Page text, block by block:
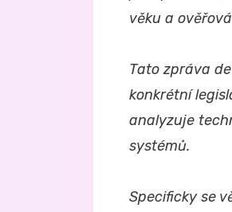
věku a
Tato zpráva
konkrétní
analyzuje
systémů.
Specificky se